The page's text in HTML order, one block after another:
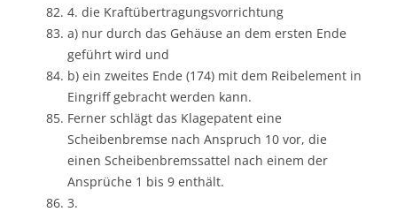
4. die Kraftübertragungsvorrichtung
a) nur durch das Gehäuse an dem ersten Ende
geführt wird und
b) ein zweites Ende (174) mit dem Reibelement in
Eingriff gebracht werden kann.
Ferner schlägt das Klagepatent eine
Scheibenbremse nach Anspruch 10 vor, die
einen Scheibenbremssattel nach einem der
Ansprüche 1 bis 9 enthält.
3.